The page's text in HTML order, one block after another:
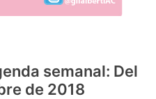
semanal: Del
de 2018